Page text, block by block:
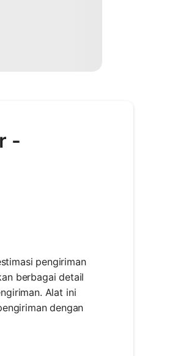
-
pengiriman
berbagai detail
Alat ini
dengan